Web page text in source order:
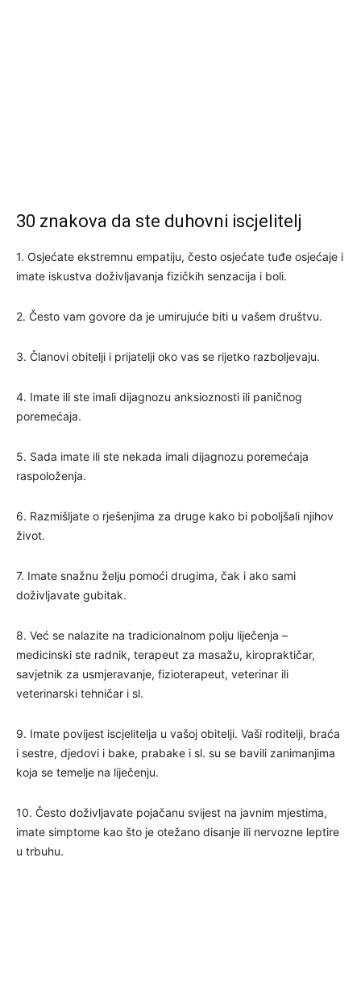
30 znakova da ste duhovni iscjelitelj
1. Osjećate ekstremnu empatiju, često osjećate tuđe osjećaje i
imate iskustva doživljavanja fizičkih senzacija i boli.
2. Često vam govore da je umirujuće biti u vašem društvu.
3. Članovi obitelji i prijatelji oko vas se rijetko razboljevaju.
4. Imate ili ste imali dijagnozu anksioznosti ili paničnog
poremećaja.
5. Sada imate ili ste nekada imali dijagnozu poremećaja
raspoloženja.
6. Razmišljate o rješenjima za druge kako bi poboljšali njihov
život.
7. Imate snažnu želju pomoći drugima, čak i ako sami
doživljavate gubitak.
8. Već se nalazite na tradicionalnom polju liječenja –
medicinski ste radnik, terapeut za masažu, kiropraktičar,
savjetnik za usmjeravanje, fizioterapeut, veterinar ili
veterinarski tehničar i sl.
9. Imate povijest iscjelitelja u vašoj obitelji. Vaši roditelji, braća
i sestre, djedovi i bake, prabake i sl. su se bavili zanimanjima
koja se temelje na liječenju.
10. Često doživljavate pojačanu svijest na javnim mjestima,
imate simptome kao što je otežano disanje ili nervozne leptire
u trbuhu.